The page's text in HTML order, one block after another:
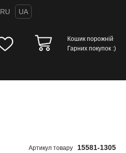
RU UA
Кошик порожній
Гарних покупок :)
Артикул товару 15581-1305